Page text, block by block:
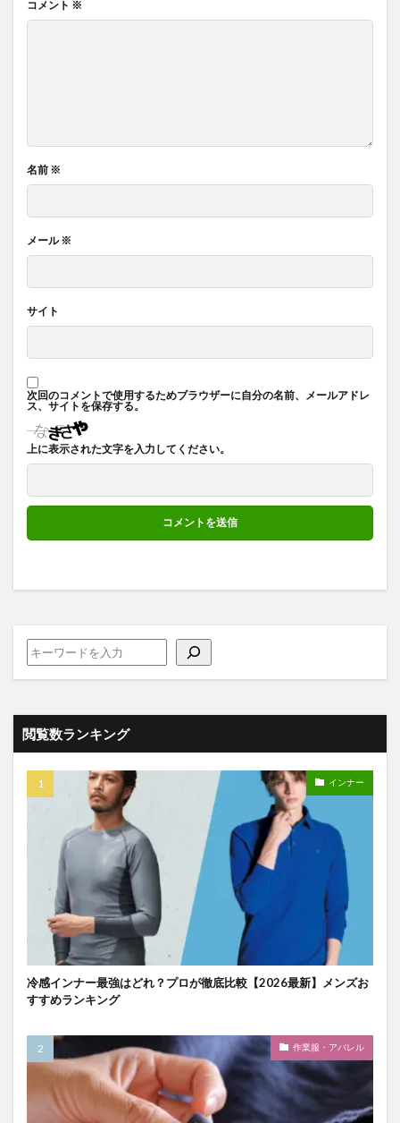
コメント ※
名前 ※
メール※
サイト
次回のコメントで使用するためブラウザーに自分の名前、メールアドレ
ス、サイトを保存する。
上に表示された文字を入力してください。
閲覧数ランキング
インナー
冷感インナー最強はどれ？プロが徹底比較【2026最新】メンズお
すすめランキング
作業服・アパレル